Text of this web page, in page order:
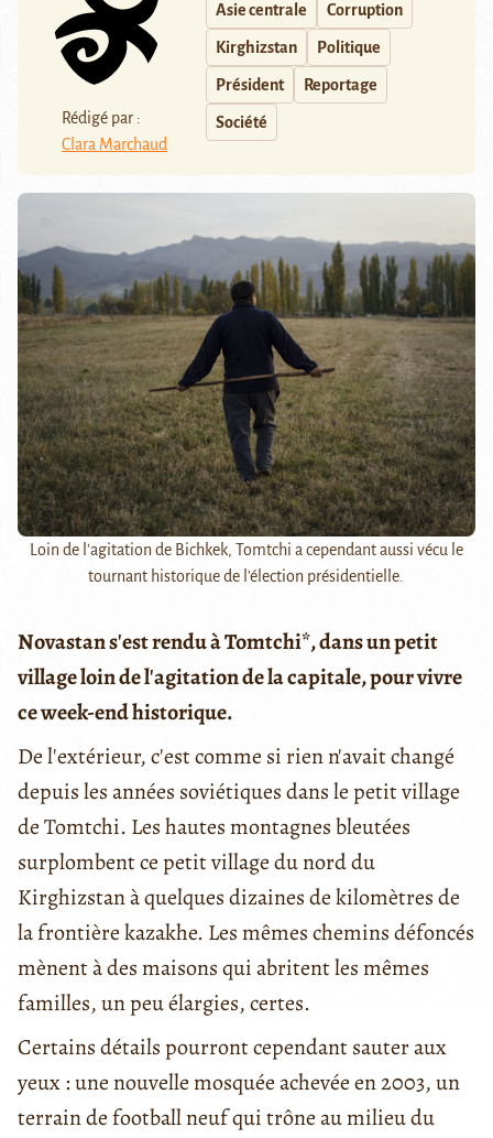
Rédigé par :
Clara Marchaud
Asie centrale Corruption
Kirghizstan Politique
Président Reportage
Société
Loin de l'agitation de Bichkek, Tomtchi a cependant aussi vécu le
tournant historique de l'élection présidentielle.
Novastan s'est rendu à Tomtchi*, dans un petit
village loin de l'agitation de la capitale, pour vivre
ce week-end historique.
De l'extérieur, c'est comme si rien n'avait changé
depuis les années soviétiques dans le petit village
de Tomtchi. Les hautes montagnes bleutées
surplombent ce petit village du nord du
Kirghizstan à quelques dizaines de kilomètres de
la frontière kazakhe. Les mêmes chemins défoncés
mènent à des maisons qui abritent les mêmes
familles, un peu élargies, certes.
Certains détails pourront cependant sauter aux
yeux : une nouvelle mosquée achevée en 2003, un
terrain de football neuf qui trône au milieu du